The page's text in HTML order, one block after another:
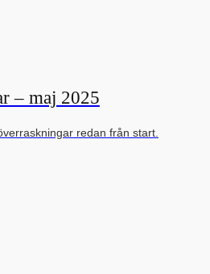
– maj 2025
redan från start.